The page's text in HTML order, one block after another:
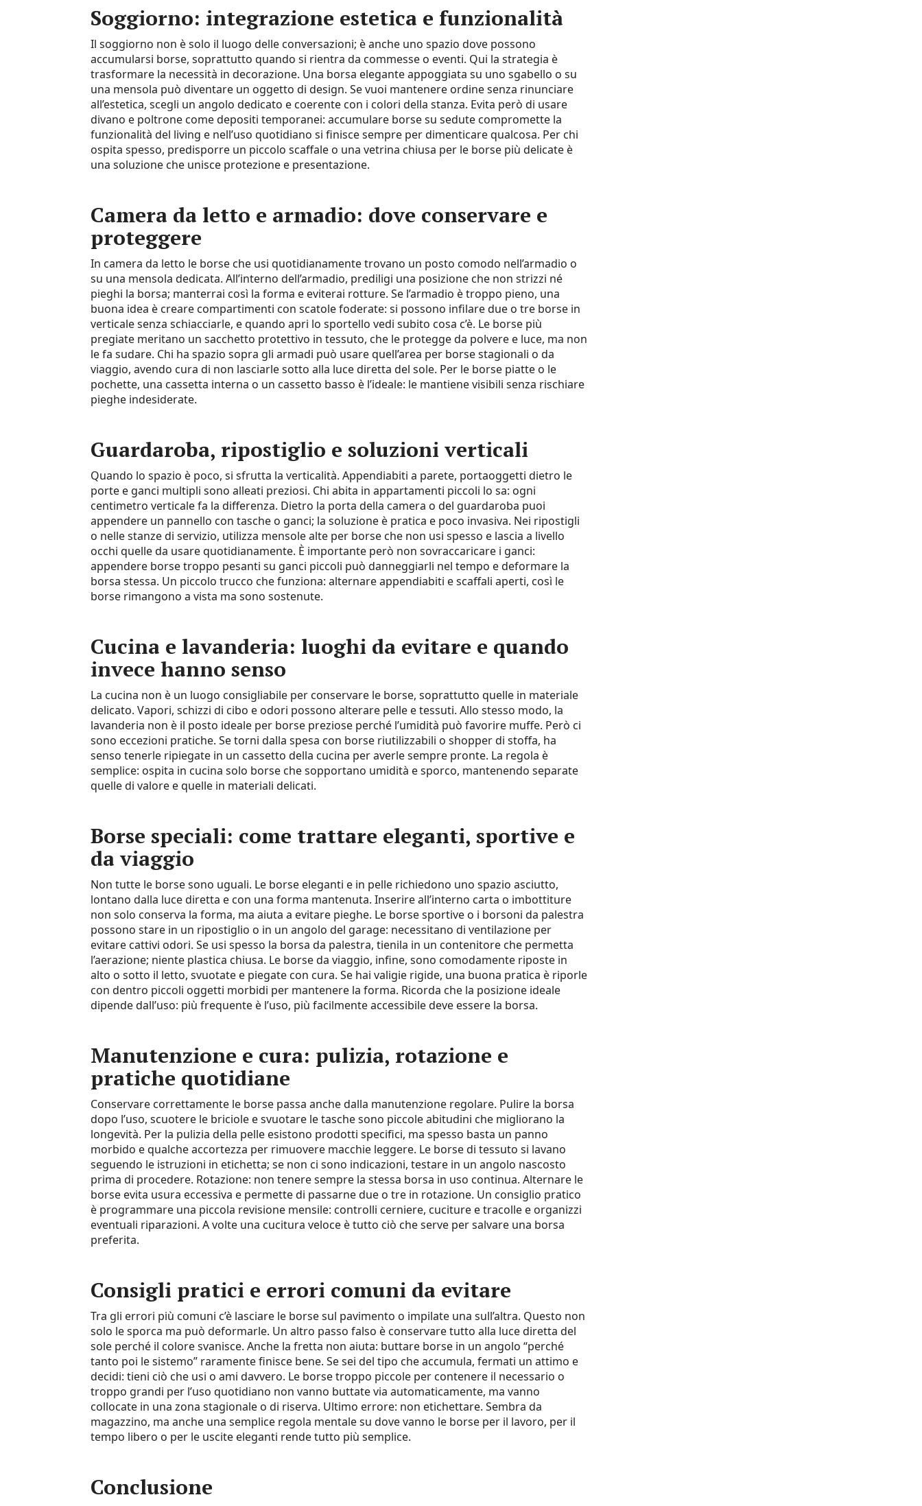
Soggiorno: integrazione estetica e funzionalità
Il soggiorno non è solo il luogo delle conversazioni; è anche uno spazio dove possono
accumularsi borse, soprattutto quando si rientra da commesse o eventi. Qui la strategia è
trasformare la necessità in decorazione. Una borsa elegante appoggiata su uno sgabello o su
una mensola può diventare un oggetto di design. Se vuoi mantenere ordine senza rinunciare
all’estetica, scegli un angolo dedicato e coerente con i colori della stanza. Evita però di usare
divano e poltrone come depositi temporanei: accumulare borse su sedute compromette la
funzionalità del living e nell’uso quotidiano si finisce sempre per dimenticare qualcosa. Per chi
ospita spesso, predisporre un piccolo scaffale o una vetrina chiusa per le borse più delicate è
una soluzione che unisce protezione e presentazione.
Camera da letto e armadio: dove conservare e
proteggere
In camera da letto le borse che usi quotidianamente trovano un posto comodo nell’armadio o
su una mensola dedicata. All’interno dell’armadio, prediligi una posizione che non strizzi né
pieghi la borsa; manterrai così la forma e eviterai rotture. Se l’armadio è troppo pieno, una
buona idea è creare compartimenti con scatole foderate: si possono infilare due o tre borse in
verticale senza schiacciarle, e quando apri lo sportello vedi subito cosa c’è. Le borse più
pregiate meritano un sacchetto protettivo in tessuto, che le protegge da polvere e luce, ma non
le fa sudare. Chi ha spazio sopra gli armadi può usare quell’area per borse stagionali o da
viaggio, avendo cura di non lasciarle sotto alla luce diretta del sole. Per le borse piatte o le
pochette, una cassetta interna o un cassetto basso è l’ideale: le mantiene visibili senza rischiare
pieghe indesiderate.
Guardaroba, ripostiglio e soluzioni verticali
Quando lo spazio è poco, si sfrutta la verticalità. Appendiabiti a parete, portaoggetti dietro le
porte e ganci multipli sono alleati preziosi. Chi abita in appartamenti piccoli lo sa: ogni
centimetro verticale fa la differenza. Dietro la porta della camera o del guardaroba puoi
appendere un pannello con tasche o ganci; la soluzione è pratica e poco invasiva. Nei ripostigli
o nelle stanze di servizio, utilizza mensole alte per borse che non usi spesso e lascia a livello
occhi quelle da usare quotidianamente. È importante però non sovraccaricare i ganci:
appendere borse troppo pesanti su ganci piccoli può danneggiarli nel tempo e deformare la
borsa stessa. Un piccolo trucco che funziona: alternare appendiabiti e scaffali aperti, così le
borse rimangono a vista ma sono sostenute.
Cucina e lavanderia: luoghi da evitare e quando
invece hanno senso
La cucina non è un luogo consigliabile per conservare le borse, soprattutto quelle in materiale
delicato. Vapori, schizzi di cibo e odori possono alterare pelle e tessuti. Allo stesso modo, la
lavanderia non è il posto ideale per borse preziose perché l’umidità può favorire muffe. Però ci
sono eccezioni pratiche. Se torni dalla spesa con borse riutilizzabili o shopper di stoffa, ha
senso tenerle ripiegate in un cassetto della cucina per averle sempre pronte. La regola è
semplice: ospita in cucina solo borse che sopportano umidità e sporco, mantenendo separate
quelle di valore e quelle in materiali delicati.
Borse speciali: come trattare eleganti, sportive e
da viaggio
Non tutte le borse sono uguali. Le borse eleganti e in pelle richiedono uno spazio asciutto,
lontano dalla luce diretta e con una forma mantenuta. Inserire all’interno carta o imbottiture
non solo conserva la forma, ma aiuta a evitare pieghe. Le borse sportive o i borsoni da palestra
possono stare in un ripostiglio o in un angolo del garage: necessitano di ventilazione per
evitare cattivi odori. Se usi spesso la borsa da palestra, tienila in un contenitore che permetta
l’aerazione; niente plastica chiusa. Le borse da viaggio, infine, sono comodamente riposte in
alto o sotto il letto, svuotate e piegate con cura. Se hai valigie rigide, una buona pratica è riporle
con dentro piccoli oggetti morbidi per mantenere la forma. Ricorda che la posizione ideale
dipende dall’uso: più frequente è l’uso, più facilmente accessibile deve essere la borsa.
Manutenzione e cura: pulizia, rotazione e
pratiche quotidiane
Conservare correttamente le borse passa anche dalla manutenzione regolare. Pulire la borsa
dopo l’uso, scuotere le briciole e svuotare le tasche sono piccole abitudini che migliorano la
longevità. Per la pulizia della pelle esistono prodotti specifici, ma spesso basta un panno
morbido e qualche accortezza per rimuovere macchie leggere. Le borse di tessuto si lavano
seguendo le istruzioni in etichetta; se non ci sono indicazioni, testare in un angolo nascosto
prima di procedere. Rotazione: non tenere sempre la stessa borsa in uso continua. Alternare le
borse evita usura eccessiva e permette di passarne due o tre in rotazione. Un consiglio pratico
è programmare una piccola revisione mensile: controlli cerniere, cuciture e tracolle e organizzi
eventuali riparazioni. A volte una cucitura veloce è tutto ciò che serve per salvare una borsa
preferita.
Consigli pratici e errori comuni da evitare
Tra gli errori più comuni c’è lasciare le borse sul pavimento o impilate una sull’altra. Questo non
solo le sporca ma può deformarle. Un altro passo falso è conservare tutto alla luce diretta del
sole perché il colore svanisce. Anche la fretta non aiuta: buttare borse in un angolo “perché
tanto poi le sistemo” raramente finisce bene. Se sei del tipo che accumula, fermati un attimo e
decidi: tieni ciò che usi o ami davvero. Le borse troppo piccole per contenere il necessario o
troppo grandi per l’uso quotidiano non vanno buttate via automaticamente, ma vanno
collocate in una zona stagionale o di riserva. Ultimo errore: non etichettare. Sembra da
magazzino, ma anche una semplice regola mentale su dove vanno le borse per il lavoro, per il
tempo libero o per le uscite eleganti rende tutto più semplice.
Conclusione